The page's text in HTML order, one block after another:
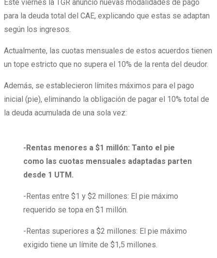
Este viernes la TGR anunció nuevas modalidades de pago
para la deuda total del CAE, explicando que estas se adaptan
según los ingresos.
Actualmente, las cuotas mensuales de estos acuerdos tienen
un tope estricto que no supera el 10% de la renta del deudor.
Además, se establecieron límites máximos para el pago
inicial (pie), eliminando la obligación de pagar el 10% total de
la deuda acumulada de una sola vez:
-Rentas menores a $1 millón: Tanto el pie
como las cuotas mensuales adaptadas parten
desde 1 UTM.
-Rentas entre $1 y $2 millones: El pie máximo
requerido se topa en $1 millón.
-Rentas superiores a $2 millones: El pie máximo
exigido tiene un límite de $1,5 millones.